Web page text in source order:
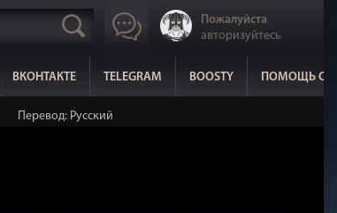
Пожалуйста
авторизуйтесь
ВКОНТАКТЕ TELEGRAM BOOSTY ПОМОЩЬ
Перевод: Русский